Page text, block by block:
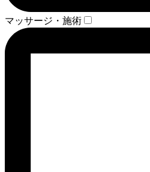
マッサージ・施術